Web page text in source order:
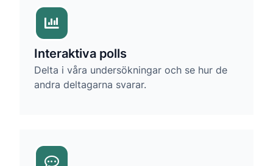
Interaktiva polls
Delta i våra undersökningar och se hur de
andra deltagarna svarar.